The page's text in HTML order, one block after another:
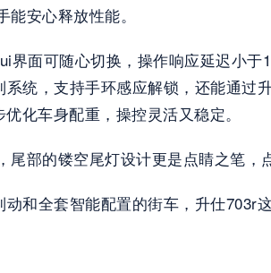
安心释放性能。
界面可随心切换，操作响应延迟小
统，支持手环感应解锁，还能通过
化车身配重，操控灵活又稳定。
部的镂空尾灯设计更是点睛之笔，
和全套智能配置的街车，升仕703r